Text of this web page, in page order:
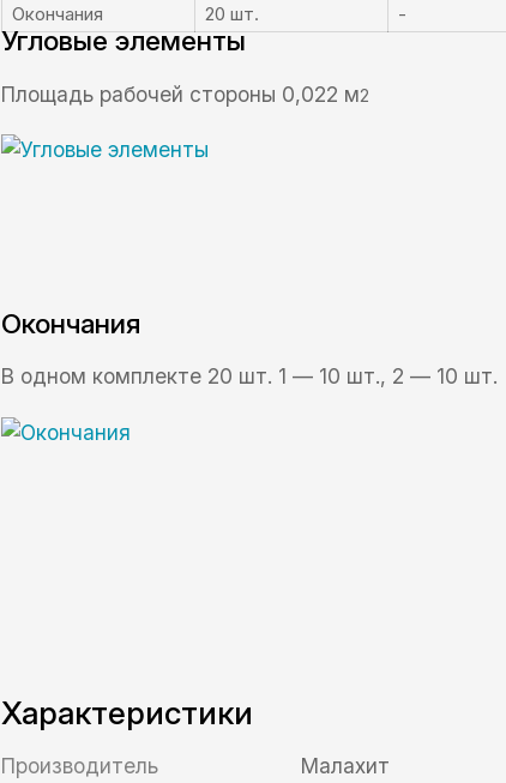
Окончания
20 шт. -
Угловые элементы
Площадь рабочей стороны 0,022 м2
Окончания
В одном комплекте 20 шт. 1 — 10 шт., 2 — 10 шт.
Характеристики
Производитель Малахит